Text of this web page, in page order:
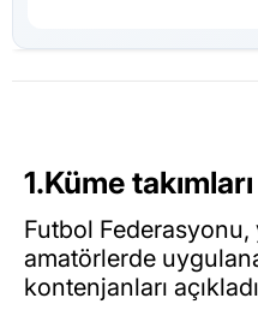
1.Küme
Futbol
amatörlerde
kontenjanları